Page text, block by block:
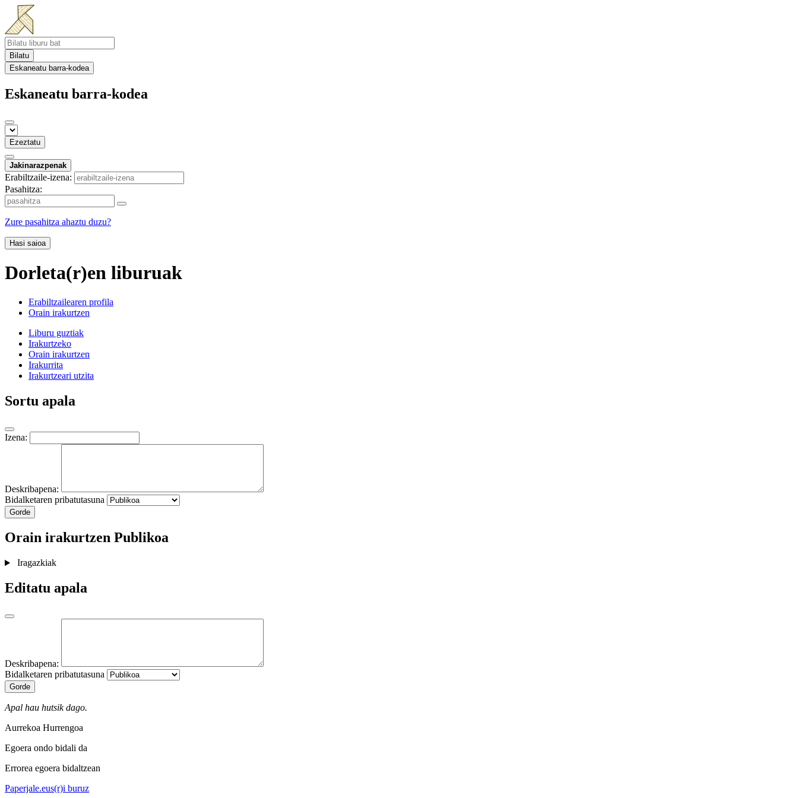
Bilatu
Eskaneatu barra-kodea
Eskaneatu barra-kodea
Ezeztatu
Jakinarazpenak
Erabiltzaile-izena:
Pasahitza:
Zure pasahitza ahaztu duzu?
Hasi saioa
Dorleta(r)en liburuak
Erabiltzailearen profila
Orain irakurtzen
Liburu guztiak
Irakurtzeko
Orain irakurtzen
Irakurrita
Irakurtzeari utzita
Sortu apala
Izena:
Deskribapena:
Bidalketaren pribatutasuna
Gorde
Orain irakurtzen Publikoa
Iragazkiak
Editatu apala
Deskribapena:
Bidalketaren pribatutasuna
Gorde
Apal hau hutsik dago.
Aurrekoa Hurrengoa
Egoera ondo bidali da
Errorea egoera bidaltzean
Paperjale.eus(r)i buruz